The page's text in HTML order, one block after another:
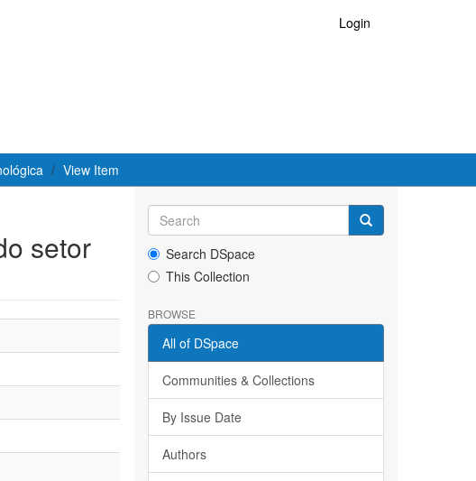
Login
View Item
setor
Search DSpace
This Collection
BROWSE
All of DSpace
Communities & Collections
By Issue Date
Authors